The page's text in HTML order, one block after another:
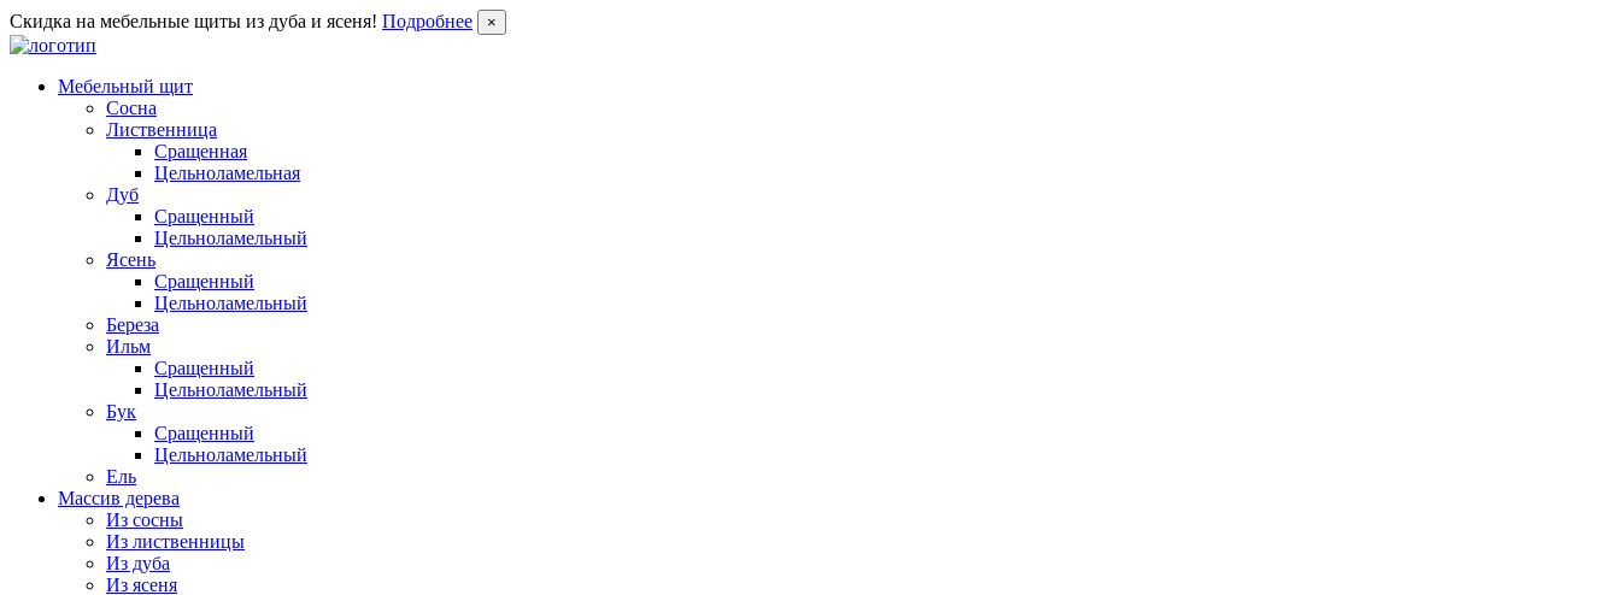
Скидка на мебельные щиты из дуба и ясеня! Подробнее ×
Мебельный щит
Сосна
Лиственница
Сращенная
Цельноламельная
Дуб
Сращенный
Цельноламельный
Ясень
Сращенный
Цельноламельный
Береза
Ильм
Сращенный
Цельноламельный
Бук
Сращенный
Цельноламельный
Ель
Массив дерева
Из сосны
Из лиственницы
Из дуба
Из ясеня